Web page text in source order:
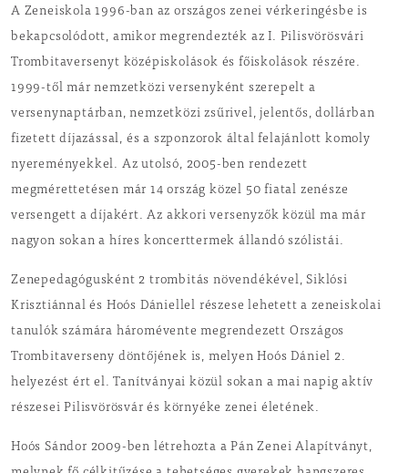
A Zeneiskola 1996-ban az országos zenei vérkeringésbe is
bekapcsolódott, amikor megrendezték az I. Pilisvörösvári
Trombitaversenyt középiskolások és főiskolások részére.
1999-től már nemzetközi versenyként szerepelt a
versenynaptárban, nemzetközi zsűrivel, jelentős, dollárban
fizetett díjazással, és a szponzorok által felajánlott komoly
nyereményekkel. Az utolsó, 2005-ben rendezett
megmérettetésen már 14 ország közel 50 fiatal zenésze
versengett a díjakért. Az akkori versenyzők közül ma már
nagyon sokan a híres koncerttermek állandó szólistái.
Zenepedagógusként 2 trombitás növendékével, Siklósi
Krisztiánnal és Hoós Dániellel részese lehetett a zeneiskolai
tanulók számára háromévente megrendezett Országos
Trombitaverseny döntőjének is, melyen Hoós Dániel 2.
helyezést ért el. Tanítványai közül sokan a mai napig aktív
részesei Pilisvörösvár és környéke zenei életének.
Hoós Sándor 2009-ben létrehozta a Pán Zenei Alapítványt,